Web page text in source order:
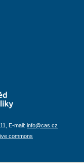
E-mail: info@cas.cz
commons